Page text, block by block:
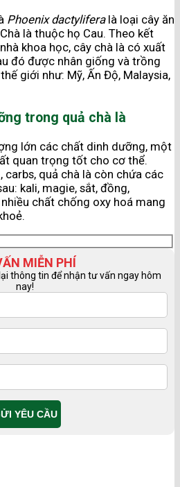
Phoenix dactyliferalà loại cây ăn
là thuộc họ Cau. Theo kết
khoa học, cây chà là có xuất
đó được nhân giống và trồng
giới như: Mỹ, Ấn Độ, Malaysia,
trong quả chà là
lớn các chất dinh dưỡng, một
quan trọng tốt cho cơ thể.
carbs, quả chà là còn chứa các
kali, magie, sắt, đồng,
chất chống oxy hoá mang
MIỄN PHÍ
thông tin để nhận tư vấn ngay hôm
nay!